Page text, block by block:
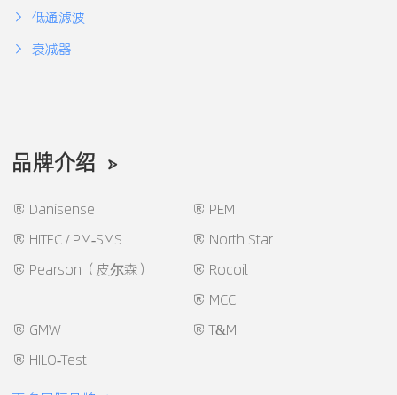
低通滤波
衰减器
品牌介绍
Danisense
PEM
HITEC / PM-SMS
North Star
Pearson（皮尔森）
Rocoil
MCC
GMW
T&M
HILO-Test